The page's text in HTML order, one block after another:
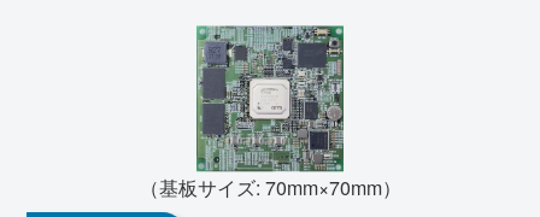
（基板サイズ: 70mm×70mm）